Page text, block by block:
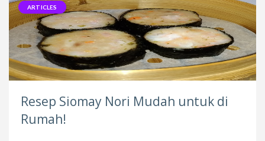
ARTICLES
Resep Siomay Nori Mudah untuk di
Rumah!